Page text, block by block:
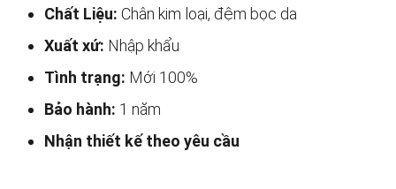
Chất Liệu: Chân kim loại, đệm bọc da
Xuất xứ: Nhập khẩu
Tình trạng: Mới 100%
Bảo hành: 1 năm
Nhận thiết kế theo yêu cầu